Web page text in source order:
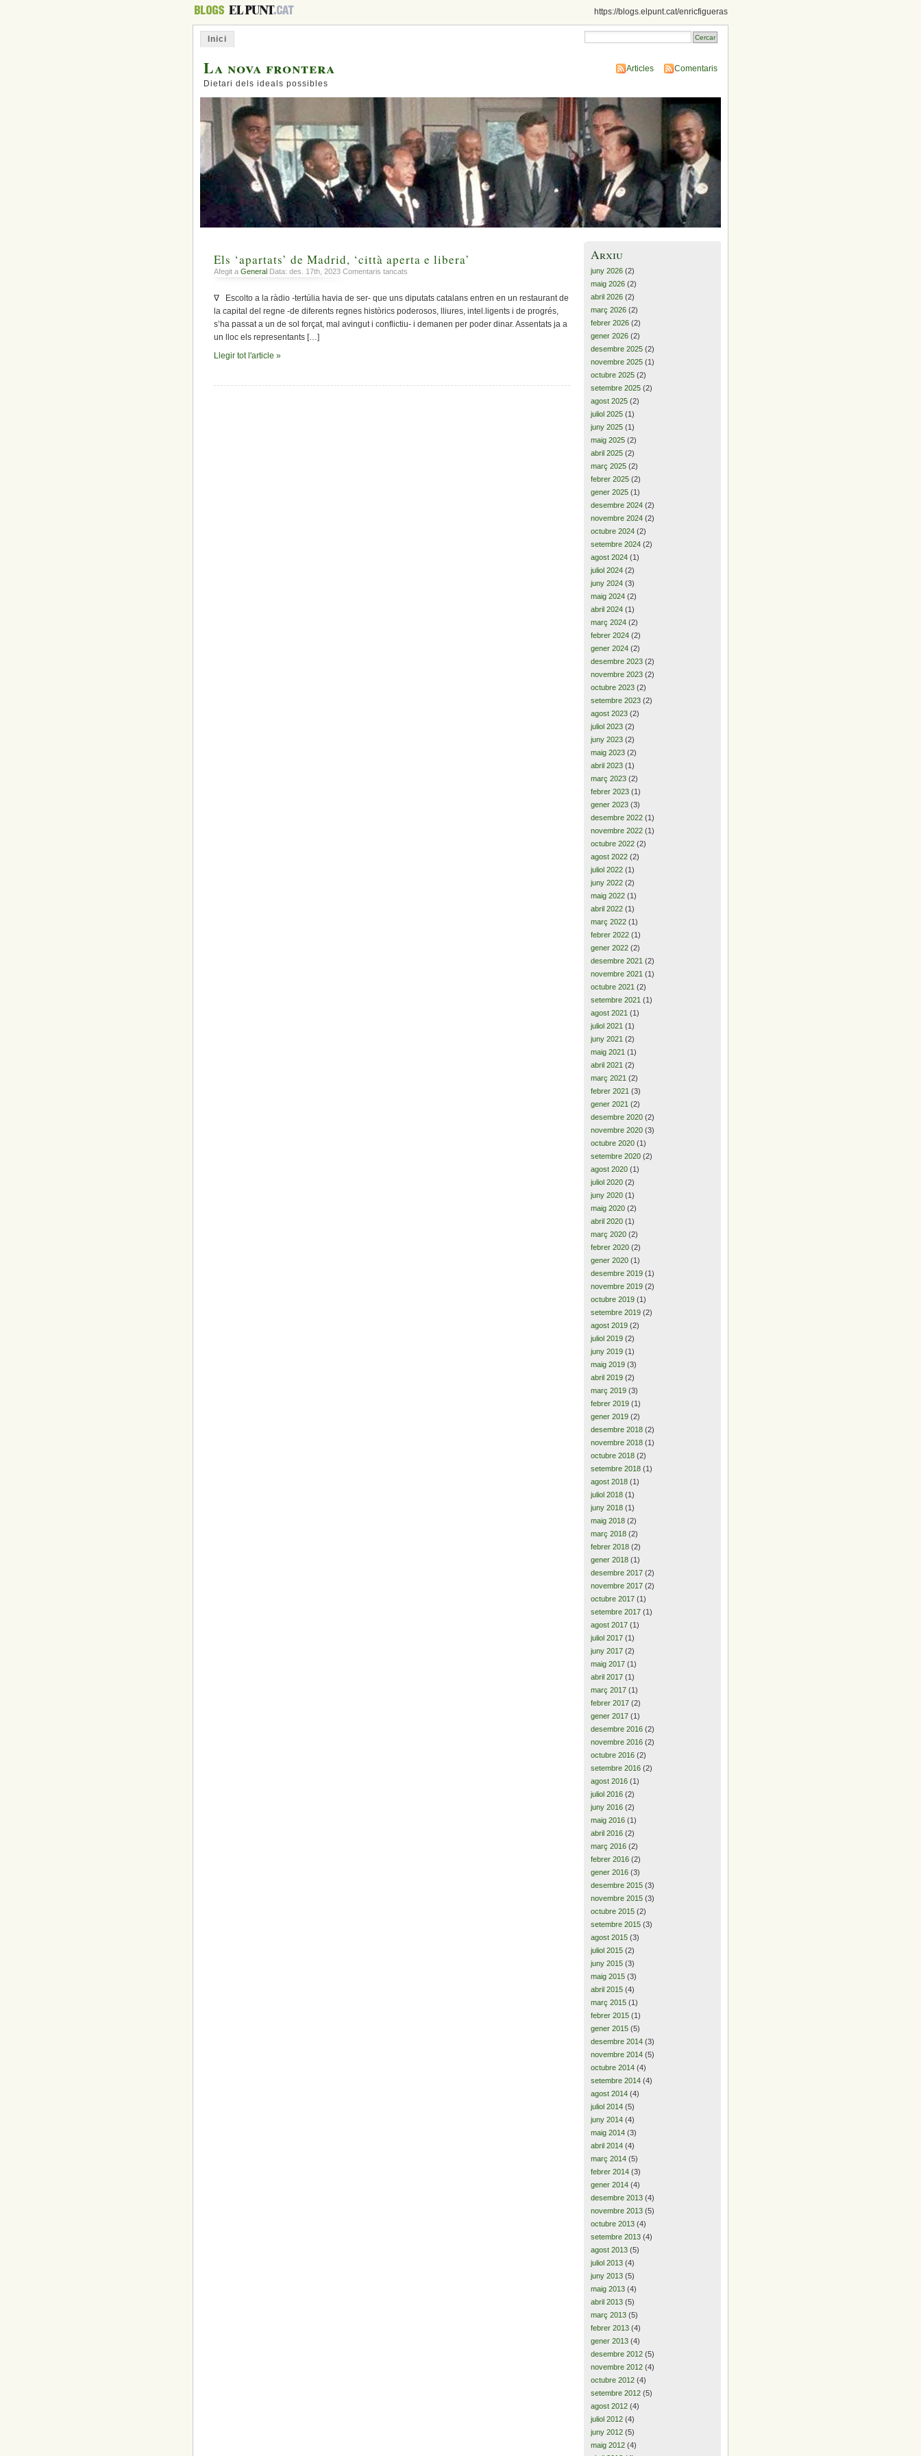
https://blogs.elpunt.cat/enricfigueras
Inici
La nova frontera
Dietari dels ideals possibles
Articles Comentaris
Els ‘apartats’ de Madrid, ‘città aperta e libera’
Afegit a General Data: des. 17th, 2023 Comentaris tancats
‘apartats’
‘città
∇ Escolto a la ràdio -tertúlia havia de ser- que uns diputats catalans entren en un restaurant de
la capital del regne -de diferents regnes històrics poderosos, lliures, intel.ligents i de progrés,
s’ha passat a un de sol forçat, mal avingut i conflictiu- i demanen per poder dinar. Assentats ja a
un lloc els representants […]
Llegir tot l'article »
Arxiu
juny 2026 (2)
maig 2026 (2)
abril 2026 (2)
març 2026 (2)
febrer 2026 (2)
gener 2026 (2)
desembre 2025 (2)
novembre 2025 (1)
octubre 2025 (2)
setembre 2025 (2)
agost 2025 (2)
juliol 2025 (1)
juny 2025 (1)
maig 2025 (2)
abril 2025 (2)
març 2025 (2)
febrer 2025 (2)
gener 2025 (1)
desembre 2024 (2)
novembre 2024 (2)
octubre 2024 (2)
setembre 2024 (2)
agost 2024 (1)
juliol 2024 (2)
juny 2024 (3)
maig 2024 (2)
abril 2024 (1)
març 2024 (2)
febrer 2024 (2)
gener 2024 (2)
desembre 2023 (2)
novembre 2023 (2)
octubre 2023 (2)
setembre 2023 (2)
agost 2023 (2)
juliol 2023 (2)
juny 2023 (2)
maig 2023 (2)
abril 2023 (1)
març 2023 (2)
febrer 2023 (1)
gener 2023 (3)
desembre 2022 (1)
novembre 2022 (1)
octubre 2022 (2)
agost 2022 (2)
juliol 2022 (1)
juny 2022 (2)
maig 2022 (1)
abril 2022 (1)
març 2022 (1)
febrer 2022 (1)
gener 2022 (2)
desembre 2021 (2)
novembre 2021 (1)
octubre 2021 (2)
setembre 2021 (1)
agost 2021 (1)
juliol 2021 (1)
juny 2021 (2)
maig 2021 (1)
abril 2021 (2)
març 2021 (2)
febrer 2021 (3)
gener 2021 (2)
desembre 2020 (2)
novembre 2020 (3)
octubre 2020 (1)
setembre 2020 (2)
agost 2020 (1)
juliol 2020 (2)
juny 2020 (1)
maig 2020 (2)
abril 2020 (1)
març 2020 (2)
febrer 2020 (2)
gener 2020 (1)
desembre 2019 (1)
novembre 2019 (2)
octubre 2019 (1)
setembre 2019 (2)
agost 2019 (2)
juliol 2019 (2)
juny 2019 (1)
maig 2019 (3)
abril 2019 (2)
març 2019 (3)
febrer 2019 (1)
gener 2019 (2)
desembre 2018 (2)
novembre 2018 (1)
octubre 2018 (2)
setembre 2018 (1)
agost 2018 (1)
juliol 2018 (1)
juny 2018 (1)
maig 2018 (2)
març 2018 (2)
febrer 2018 (2)
gener 2018 (1)
desembre 2017 (2)
novembre 2017 (2)
octubre 2017 (1)
setembre 2017 (1)
agost 2017 (1)
juliol 2017 (1)
juny 2017 (2)
maig 2017 (1)
abril 2017 (1)
març 2017 (1)
febrer 2017 (2)
gener 2017 (1)
desembre 2016 (2)
novembre 2016 (2)
octubre 2016 (2)
setembre 2016 (2)
agost 2016 (1)
juliol 2016 (2)
juny 2016 (2)
maig 2016 (1)
abril 2016 (2)
març 2016 (2)
febrer 2016 (2)
gener 2016 (3)
desembre 2015 (3)
novembre 2015 (3)
octubre 2015 (2)
setembre 2015 (3)
agost 2015 (3)
juliol 2015 (2)
juny 2015 (3)
maig 2015 (3)
abril 2015 (4)
març 2015 (1)
febrer 2015 (1)
gener 2015 (5)
desembre 2014 (3)
novembre 2014 (5)
octubre 2014 (4)
setembre 2014 (4)
agost 2014 (4)
juliol 2014 (5)
juny 2014 (4)
maig 2014 (3)
abril 2014 (4)
març 2014 (5)
febrer 2014 (3)
gener 2014 (4)
desembre 2013 (4)
novembre 2013 (5)
octubre 2013 (4)
setembre 2013 (4)
agost 2013 (5)
juliol 2013 (4)
juny 2013 (5)
maig 2013 (4)
abril 2013 (5)
març 2013 (5)
febrer 2013 (4)
gener 2013 (4)
desembre 2012 (5)
novembre 2012 (4)
octubre 2012 (4)
setembre 2012 (5)
agost 2012 (4)
juliol 2012 (4)
juny 2012 (5)
maig 2012 (4)